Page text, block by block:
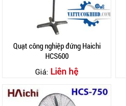
Quạt công nghiệp đứng Haichi
HCS600
Giá: Liên hệ